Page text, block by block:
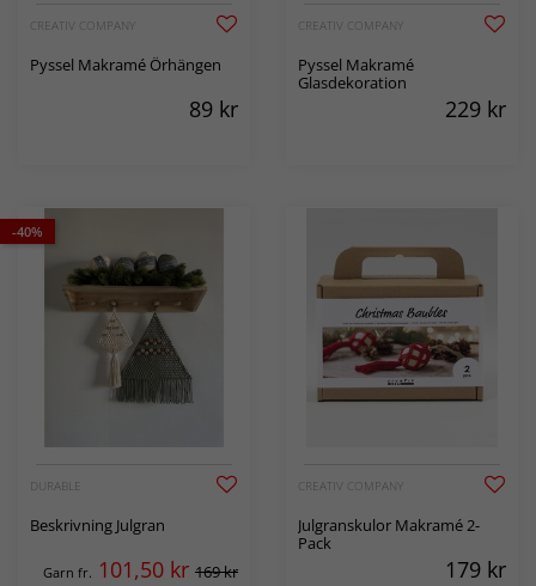
CREATIV COMPANY
Pyssel Makramé Örhängen
89 kr
CREATIV COMPANY
Pyssel Makramé
Glasdekoration
229 kr
-40%
DURABLE
Beskrivning Julgran
Garn fr. 101,50 kr 169 kr
CREATIV COMPANY
Julgranskulor Makramé 2-
Pack
179 kr